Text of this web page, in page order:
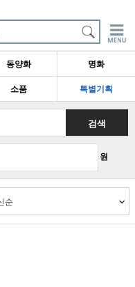
동양화 명화
소품 특별기획
원
검색